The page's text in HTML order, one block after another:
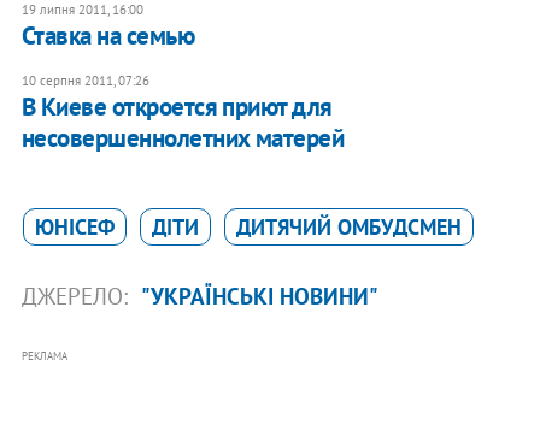
19 липня 2011, 16:00
Ставка на семью
10 серпня 2011, 07:26
В Киеве откроется приют для
несовершеннолетних матерей
ЮНІСЕФ ДІТИ ДИТЯЧИЙ ОМБУДСМЕН
ДЖЕРЕЛО: "УКРАЇНСЬКІ НОВИНИ"
РЕКЛАМА